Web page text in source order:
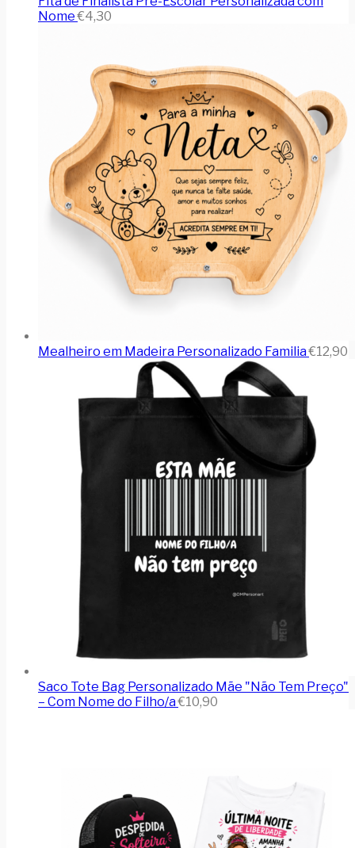
Nome €4,30
Mealheiro em Madeira Personalizado Familia€12,90
Saco Tote Bag Personalizado Mãe "Não Tem Preço"
– Com Nome do Filho/a€10,90